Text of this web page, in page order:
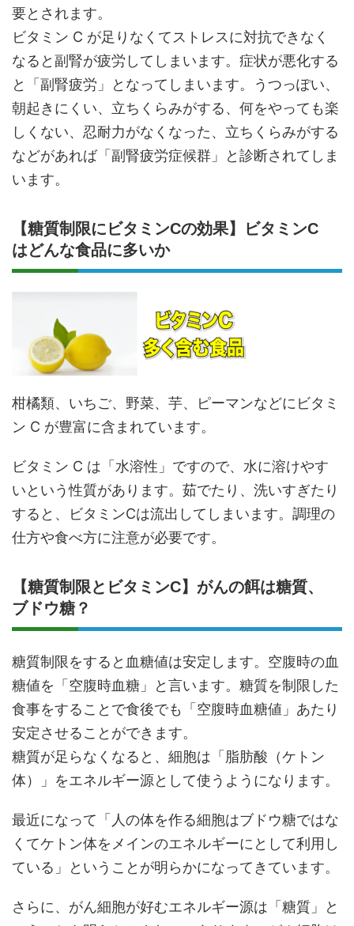
要とされます。
ビタミン C が足りなくてストレスに対抗できなく
なると副腎が疲労してしまいます。症状が悪化する
と「副腎疲労」となってしまいます。うつっぽい、
朝起きにくい、立ちくらみがする、何をやっても楽
しくない、忍耐力がなくなった、立ちくらみがする
などがあれば「副腎疲労症候群」と診断されてしま
います。
【糖質制限にビタミンCの効果】ビタミンC
はどんな食品に多いか
柑橘類、いちご、野菜、芋、ピーマンなどにビタミ
ン C が豊富に含まれています。
ビタミン C は「水溶性」ですので、水に溶けやす
いという性質があります。茹でたり、洗いすぎたり
すると、ビタミンCは流出してしまいます。調理の
仕方や食べ方に注意が必要です。
【糖質制限とビタミンC】がんの餌は糖質、
ブドウ糖？
糖質制限をすると血糖値は安定します。空腹時の血
糖値を「空腹時血糖」と言います。糖質を制限した
食事をすることで食後でも「空腹時血糖値」あたり
安定させることができます。
糖質が足らなくなると、細胞は「脂肪酸（ケトン
体）」をエネルギー源として使うようになります。
最近になって「人の体を作る細胞はブドウ糖ではな
くてケトン体をメインのエネルギーにとして利用し
ている」ということが明らかになってきています。
さらに、がん細胞が好むエネルギー源は「糖質」と